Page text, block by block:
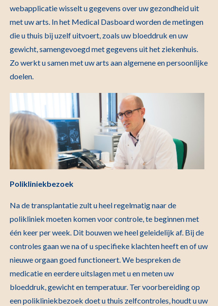
webapplicatie wisselt u gegevens over uw gezondheid uit
met uw arts. In het Medical Dasboard worden de metingen
die u thuis bij uzelf uitvoert, zoals uw bloeddruk en uw
gewicht, samengevoegd met gegevens uit het ziekenhuis.
Zo werkt u samen met uw arts aan algemene en persoonlijke
doelen.
Polikliniekbezoek
Na de transplantatie zult u heel regelmatig naar de
polikliniek moeten komen voor controle, te beginnen met
één keer per week. Dit bouwen we heel geleidelijk af. Bij de
controles gaan we na of u specifieke klachten heeft en of uw
nieuwe orgaan goed functioneert. We bespreken de
medicatie en eerdere uitslagen met u en meten uw
bloeddruk, gewicht en temperatuur. Ter voorbereiding op
een polikliniekbezoek doet u thuis zelfcontroles, houdt u uw